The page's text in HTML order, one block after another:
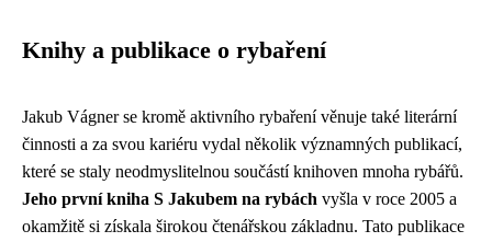
Knihy a publikace o rybaření
Jakub Vágner se kromě aktivního rybaření věnuje také literární
činnosti a za svou kariéru vydal několik významných publikací,
které se staly neodmyslitelnou součástí knihoven mnoha rybářů.
Jeho první kniha S Jakubem na rybách vyšla v roce 2005 a
okamžitě si získala širokou čtenářskou základnu. Tato publikace